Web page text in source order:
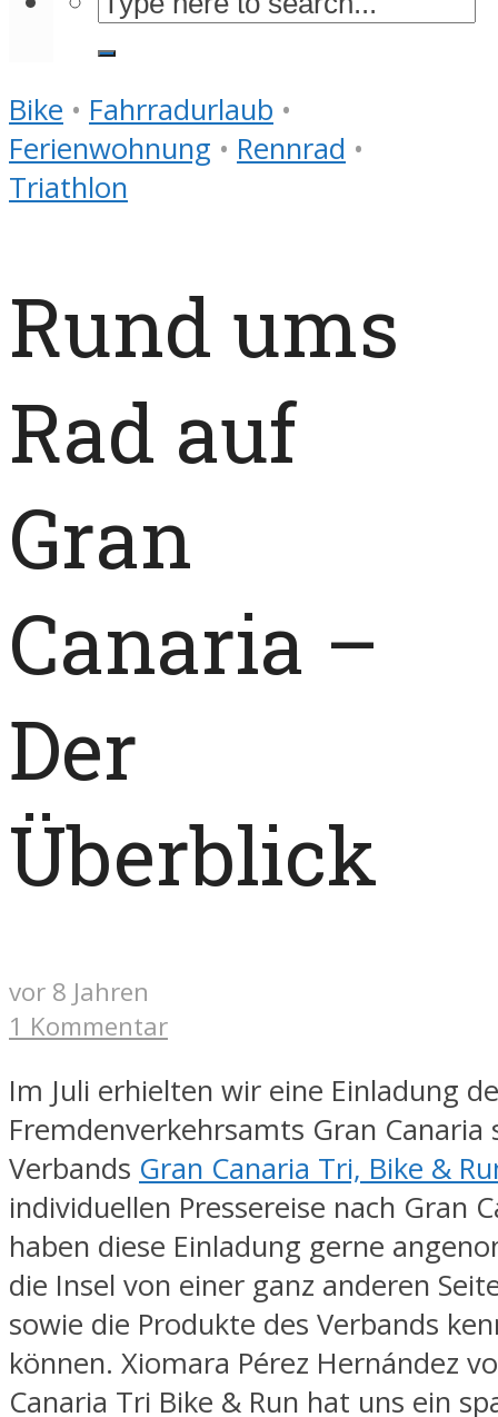
Bike • Fahrradurlaub •
Ferienwohnung • Rennrad •
Triathlon
Rund ums
Rad auf
Gran
Canaria –
Der
Überblick
vor 8 Jahren
1 Kommentar
Im Juli erhielten wir eine Einladung
Fremdenverkehrsamts Gran Canaria
Verbands Gran Canaria Tri, Bike &
individuellen Pressereise nach Gran
haben diese Einladung gerne
die Insel von einer ganz anderen
sowie die Produkte des Verbands
können. Xiomara Pérez Hernández
Canaria Tri Bike & Run hat uns ein